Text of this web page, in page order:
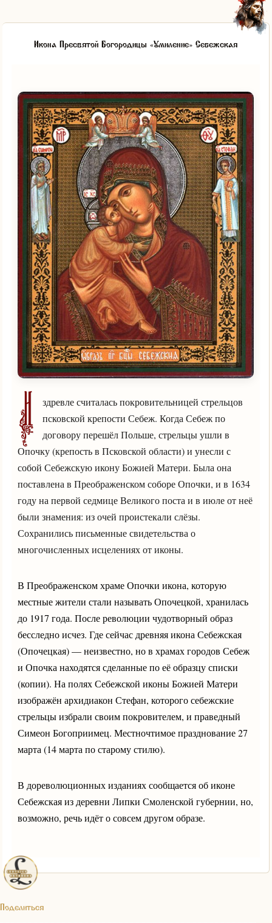
Икона Пресвятой Богородицы «Умиление» Себежская
И
здревле считалась покровительницей стрельцов
псковской крепости Себеж. Когда Себеж по
договору перешёл Польше, стрельцы ушли в
Опочку (крепость в Псковской области) и унесли с
собой Себежскую икону Божией Матери. Была она
поставлена в Преображенском соборе Опочки, и в 1634
году на первой седмице Великого поста и в июле от неё
были знамения: из очей проистекали слёзы.
Сохранились письменные свидетельства о
многочисленных исцелениях от иконы.
В Преображенском храме Опочки икона, которую
местные жители стали называть Опочецкой, хранилась
до 1917 года. После революции чудотворный образ
бесследно исчез. Где сейчас древняя икона Себежская
(Опочецкая) — неизвестно, но в храмах городов Себеж
и Опочка находятся сделанные по её образцу списки
(копии). На полях Себежской иконы Божией Матери
изображён архидиакон Стефан, которого себежские
стрельцы избрали своим покровителем, и праведный
Симеон Богоприимец. Местночтимое празднование 27
марта (14 марта по старому стилю).
В дореволюционных изданиях сообщается об иконе
Себежская из деревни Липки Смоленской губернии, но,
возможно, речь идёт о совсем другом образе.
Поделиться